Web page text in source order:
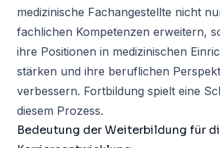
medizinische Fachangestellte nicht
fachlichen Kompetenzen erweitern,
ihre Positionen in medizinischen
stärken und ihre beruflichen
verbessern. Fortbildung spielt eine
diesem Prozess.
Bedeutung der Weiterbildung für